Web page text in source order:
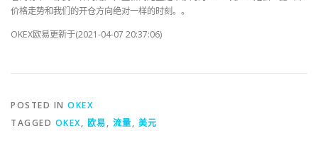
价格走势和我们的开仓方向绝对一样的时刻。。
OKEX欧易更新于(2021-04-07 20:37:06)
POSTED IN OKEX
TAGGED OKEX, 欧易, 流量, 美元